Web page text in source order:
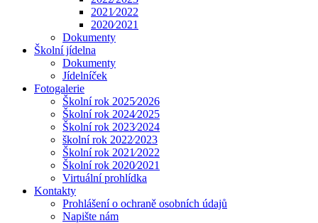
2021⁄2022
2020⁄2021
Dokumenty
Školní jídelna
Dokumenty
Jídelníček
Fotogalerie
Školní rok 2025⁄2026
Školní rok 2024⁄2025
Školní rok 2023⁄2024
školní rok 2022⁄2023
Školní rok 2021⁄2022
Školní rok 2020⁄2021
Virtuální prohlídka
Kontakty
Prohlášení o ochraně osobních údajů
Napište nám